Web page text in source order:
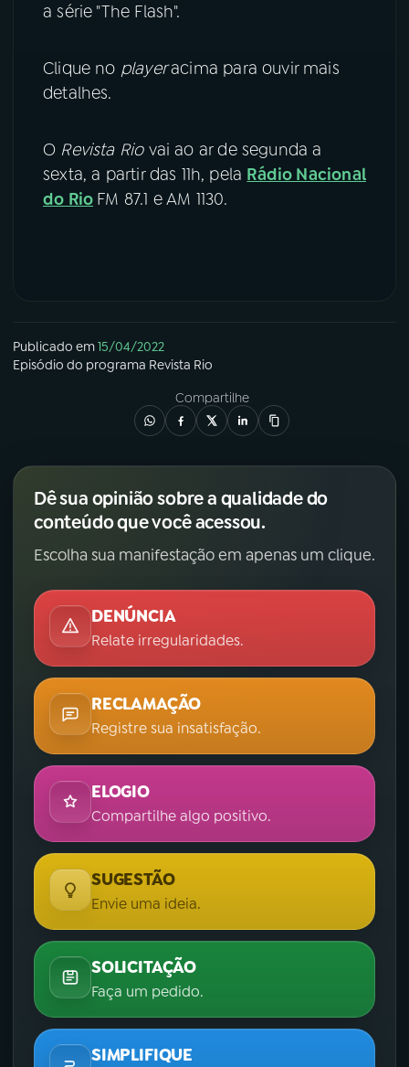
a série "The Flash".
Clique no playeracima para ouvir mais
detalhes.
O Revista Rio vai ao ar de segunda a
sexta, a partir das 11h, pela Rádio Nacional
do Rio FM 87.1 e AM 1130.
Publicado em15/04/2022
Episódio do programa Revista Rio
Compartilhe
Dê sua opinião sobre a qualidade do
conteúdo que você acessou.
Escolha sua manifestação em apenas um clique.
DENÚNCIA
Relate irregularidades.
RECLAMAÇÃO
Registre sua insatisfação.
ELOGIO
Compartilhe algo positivo.
SUGESTÃO
Envie uma ideia.
SOLICITAÇÃO
Faça um pedido.
SIMPLIFIQUE